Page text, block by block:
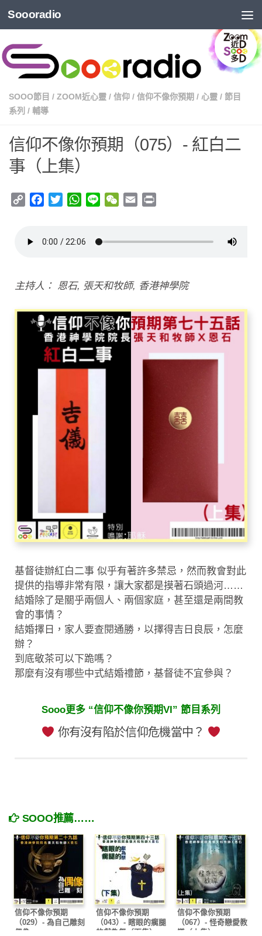
Soooradio
SOOO節目 / ZOOM近心靈 / 信仰 / 信仰不像你預期 / 心靈 / 節目
系列 / 輔導
信仰不像你預期（075）- 紅白二
事（上集）
Copy
Facebook
TwitterWhatsApp
Line WeChat
Email
主持人： 恩石, 張天和牧師, 香港神學院
基督徒辦紅白二事 似乎有著許多禁忌，然而教會對此
提供的指導非常有限，讓大家都是摸著石頭過河……
結婚除了是關乎兩個人、兩個家庭，甚至還是兩間教
會的事情？
結婚擇日，家人要查閱通勝，以擇得吉日良辰，怎麼
辦？
到底敬茶可以下跪嗎？
那麼有沒有哪些中式結婚禮節，基督徒不宜參與？
Sooo更多 “信仰不像你預期VI” 節目系列
你有沒有陷於信仰危機當中？
SOOO推薦……
信仰不像你預期
（029）- 為自己雕刻
偶像
信仰不像你預期
（043）- 瞎眼的瘸腿
的獻為祭（下集）
信仰不像你預期
（067）- 怪奇戀愛教
導（上集）